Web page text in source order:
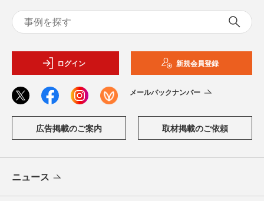
ログイン 新規会員登録
メールバックナンバー
広告掲載のご案内 取材掲載のご依頼
ニュース